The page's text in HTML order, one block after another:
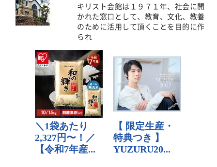
キリスト会館は１９７１年、社会に開
かれた窓口として、教育、文化、教養
のために活用して頂くことを目的に作
られ